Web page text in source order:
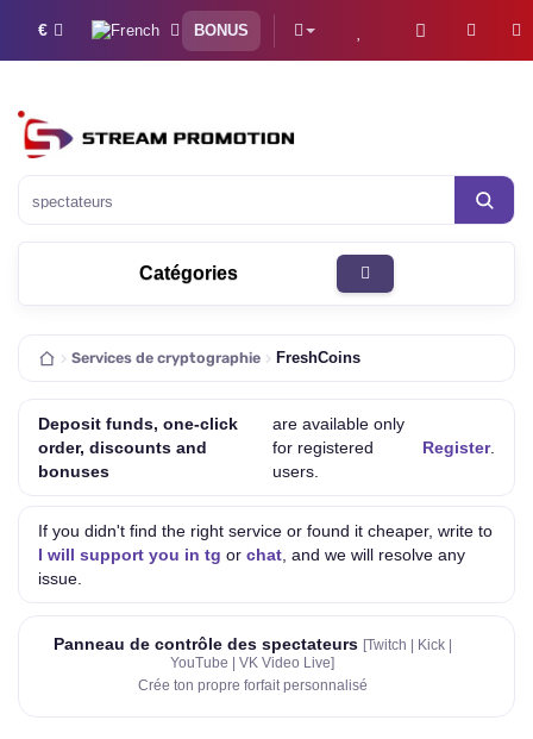
€ BONUS
Catégories
Services de cryptographie FreshCoins
Deposit funds, one-click
order, discounts and
bonuses
are available only
for registered
users.
Register.
If you didn't find the right service or found it cheaper, write to
I will support you in tg or chat , and we will resolve any
issue.
Panneau de contrôle des spectateurs [Twitch | Kick |
YouTube | VK Video Live]
Crée ton propre forfait personnalisé